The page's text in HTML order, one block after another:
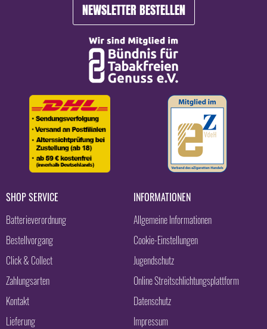
NEWSLETTER BESTELLEN
SHOP SERVICE
Batterieverordnung
Bestellvorgang
Click & Collect
Zahlungsarten
Kontakt
Lieferung
INFORMATIONEN
Allgemeine Informationen
Cookie-Einstellungen
Jugendschutz
Online Streitschlichtungsplattform
Datenschutz
Impressum